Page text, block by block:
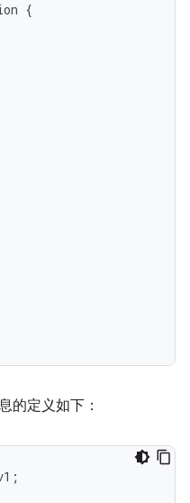
{
的定义如下：
;